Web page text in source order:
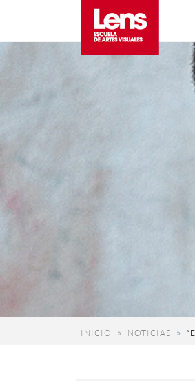
INICIO NOTICIAS